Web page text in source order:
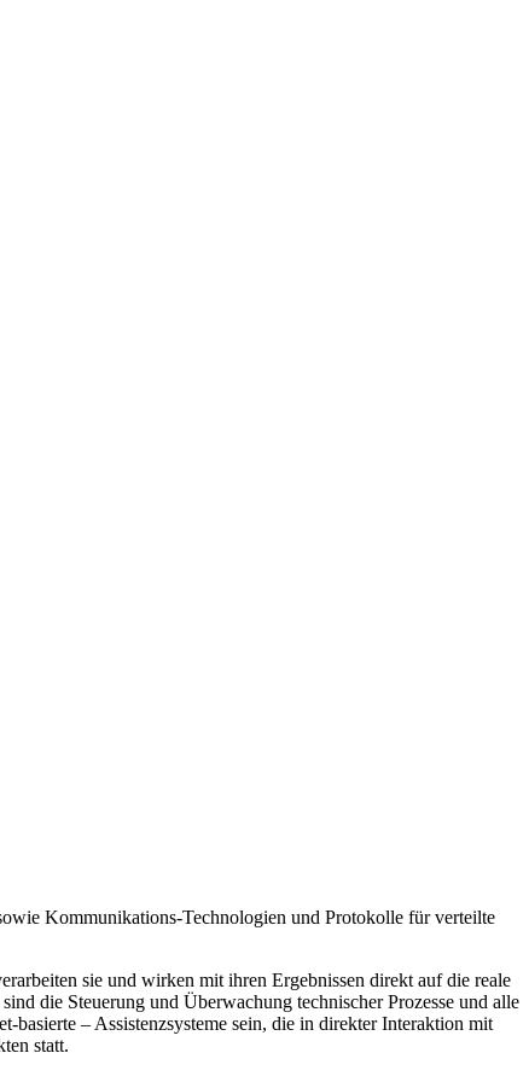
Kommunikations-Technologien und Protokolle für verteilte
sie und wirken mit ihren Ergebnissen direkt auf die reale
die Steuerung und Überwachung technischer Prozesse und alle
– Assistenzsysteme sein, die in direkter Interaktion mit
statt.